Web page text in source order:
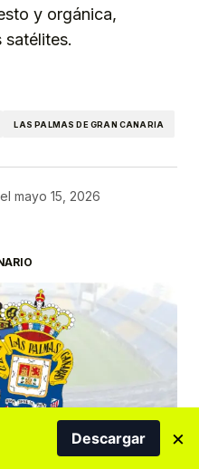
y orgánica,
satélites.
LAS PALMAS DE GRAN CANARIA
mayo 15, 2026
CF vs UD Las
Descargar ×